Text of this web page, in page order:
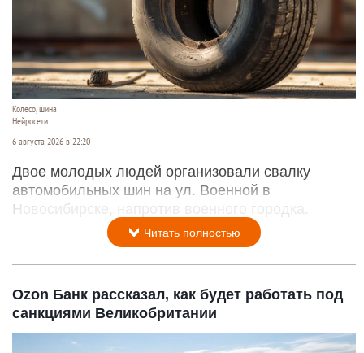
Колесо, шина
Нейросети
6 августа 2026 в 22:20
Двое молодых людей организовали свалку
автомобильных шин на ул. Военной в
Новосибирске, напротив военного городка.
Читать полностью
Ozon Банк рассказал, как будет работать под
санкциями Великобритании